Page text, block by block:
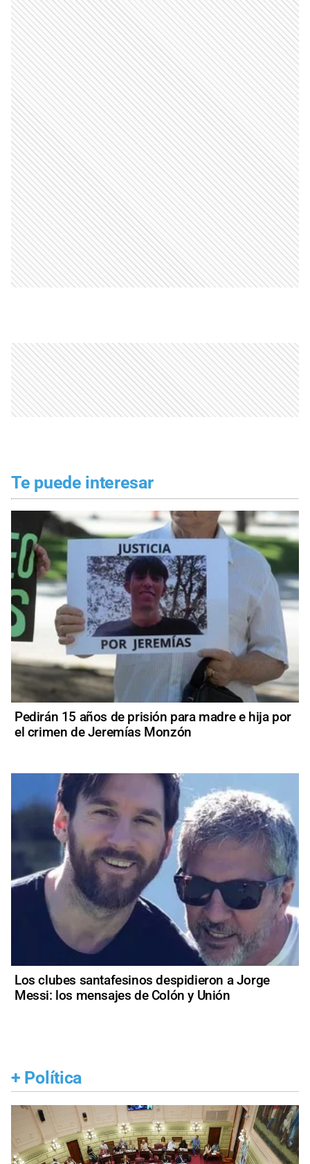
Te puede interesar
Pedirán 15 años de prisión para madre e hija por
el crimen de Jeremías Monzón
Los clubes santafesinos despidieron a Jorge
Messi: los mensajes de Colón y Unión
+ Política